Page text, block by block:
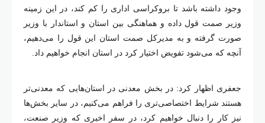
وجود داشته باشد تا بروکراسی اداری را کم کند، در این زمینه
وزیر صمت قول داده و هماهنگی بین استان و استاندار با وزیر
صورت گرفته و به مدیرکل صمت استان این قول را می‌دهیم،
آنچه که می‌شود تفویض اختیار کرد در استان انجام خواهیم داد.
جعفری اظهار کرد: در بخش معدنی در استان‌هایی که معدنی‌تر
هستند شرایط اختصاصی‌تری را فراهم می‌کنیم، در سایر بخش‌ها
نیز کار را دنبال خواهیم کرد، در سفر اخیری که وزیر صنعت،